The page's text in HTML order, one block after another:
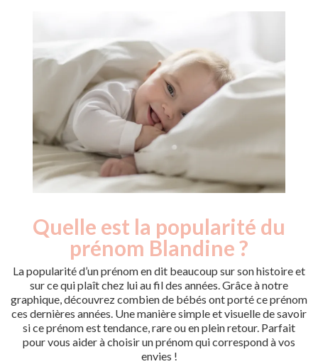
Quelle est la popularité du
prénom Blandine ?
La popularité d’un prénom en dit beaucoup sur son histoire et
sur ce qui plaît chez lui au fil des années. Grâce à notre
graphique, découvrez combien de bébés ont porté ce prénom
ces dernières années. Une manière simple et visuelle de savoir
si ce prénom est tendance, rare ou en plein retour. Parfait
pour vous aider à choisir un prénom qui correspond à vos
envies !
Année
Nouveaux-
nés
2010
90
2011
70
2012
65
2013
55
2014
60
2015
45